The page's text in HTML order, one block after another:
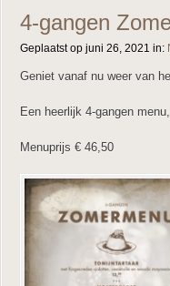
4-gangen
Geplaatst op juni 26, 2021 in:
Geniet vanaf nu weer van
Een heerlijk 4-gangen
Menuprijs € 46,50